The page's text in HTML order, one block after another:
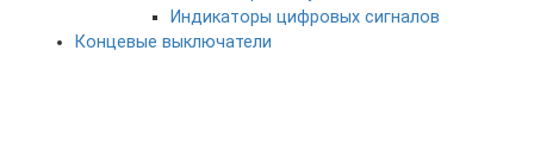
Индикаторы цифровых сигналов
Концевые выключатели